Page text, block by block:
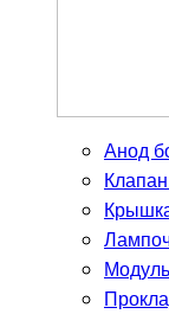
Анод